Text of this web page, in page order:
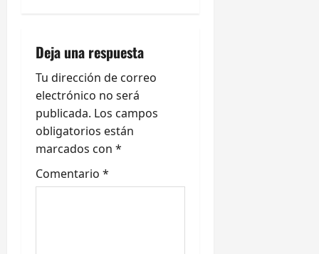
c
i
ó
n
d
e
Deja una respuesta
Tu dirección de correo
electrónico no será
publicada. Los campos
obligatorios están
marcados con *
Comentario *